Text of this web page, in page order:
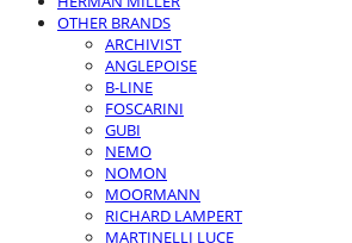
OTHER BRANDS
ARCHIVIST
ANGLEPOISE
B-LINE
FOSCARINI
GUBI
NEMO
NOMON
MOORMANN
RICHARD LAMPERT
MARTINELLI LUCE